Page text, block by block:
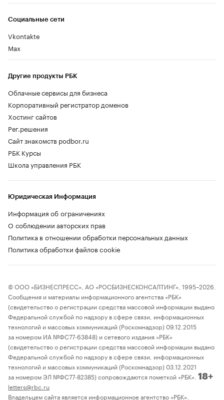
Социальные сети
Vkontakte
Max
Другие продукты РБК
Облачные сервисы для бизнеса
Корпоративный регистратор доменов
Хостинг сайтов
Рег.решения
Сайт знакомств podbor.ru
РБК Курсы
Школа управления РБК
Юридическая Информация
Информация об ограничениях
О соблюдении авторских прав
Политика в отношении обработки персональных данных
Политика обработки файлов cookie
© ООО «БИЗНЕСПРЕСС», АО «РОСБИЗНЕСКОНСАЛТИНГ», 1995–2026.
Сообщения и материалы информационного агентства «РБК»
(свидетельство о регистрации средства массовой информации выдано
Федеральной службой по надзору в сфере связи, информационных
технологий и массовых коммуникаций (Роскомнадзор) 09.12.2015
за номером ИА №ФС77-63848) и сетевого издания «РБК»
(свидетельство о регистрации средства массовой информации выдано
Федеральной службой по надзору в сфере связи, информационных
технологий и массовых коммуникаций (Роскомнадзор) 03.12.2021
за номером ЭЛ №ФС77-82385) сопровождаются пометкой «РБК». 18+
letters@rbc.ru
Владельцем сайта является информационное агентство «РБК».